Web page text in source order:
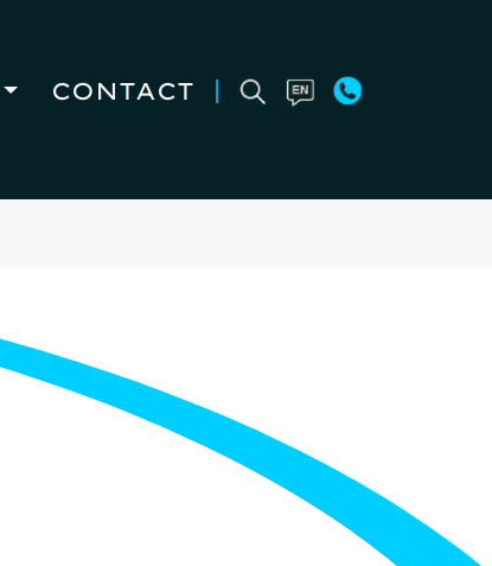
CONTACT